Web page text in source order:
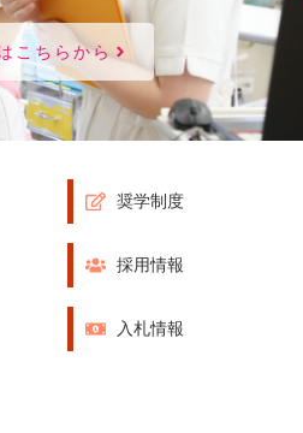
こちらから
奨学制度
採用情報
入札情報